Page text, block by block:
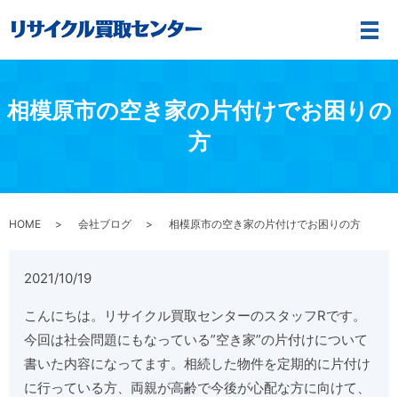
メ
相模原市の空き家の片付けでお困りの
方
HOME 会社ブログ 相模原市の空き家の片付けでお困りの方
2021/10/19
こんにちは。リサイクル買取センターのスタッフRです。
今回は社会問題にもなっている”空き家”の片付けについて
書いた内容になってます。相続した物件を定期的に片付け
に行っている方、両親が高齢で今後が心配な方に向けて、